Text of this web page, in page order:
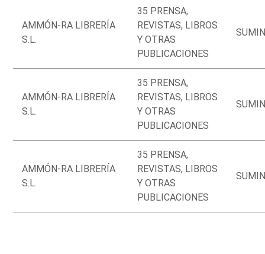
AMMÓN-RA LIBRERÍA
S.L.
35 PRENSA,
REVISTAS, LIBROS
Y OTRAS
PUBLICACIONES
AMMÓN-RA LIBRERÍA
S.L.
35 PRENSA,
REVISTAS, LIBROS
Y OTRAS
PUBLICACIONES
AMMÓN-RA LIBRERÍA
S.L.
35 PRENSA,
REVISTAS, LIBROS
Y OTRAS
PUBLICACIONES